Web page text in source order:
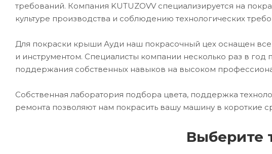
требований. Компания KUTUZOVV специализируется на
культуре производства и соблюдению технологических
Для покраски крыши Ауди наш покрасочный цех оснащен
и инструментом. Специалисты компании несколько раз в
поддержания собственных навыков на высоком
Собственная лаборатория подбора цвета, поддержка
ремонта позволяют нам покрасить вашу машину в короткие
Выберите